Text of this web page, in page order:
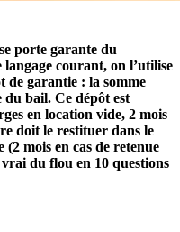
porte garante du
langage courant, on l’utilise
de garantie : la somme
du bail. Ce dépôt est
en location vide, 2 mois
doit le restituer dans le
(2 mois en cas de retenue
du flou en 10 questions